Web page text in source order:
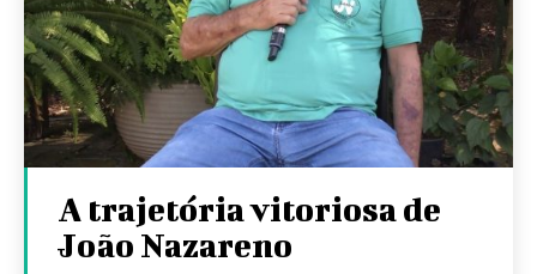
A trajetória vitoriosa de
João Nazareno